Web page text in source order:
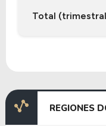
Total
REGIONES